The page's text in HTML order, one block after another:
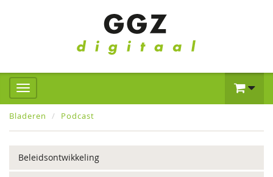
Bladeren Podcast
Beleidsontwikkeling